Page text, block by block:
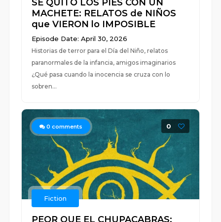
SE QUITÓ LOS PIES CON UN
MACHETE: RELATOS de NIÑOS
que VIERON lo IMPOSIBLE
Episode Date: April 30, 2026
Historias de terror para el Día del Niño, relatos
paranormales de la infancia, amigos imaginarios
¿Qué pasa cuando la inocencia se cruza con lo
sobren...
0 comments 0
Fiction
PEOR QUE EL CHUPACABRAS: